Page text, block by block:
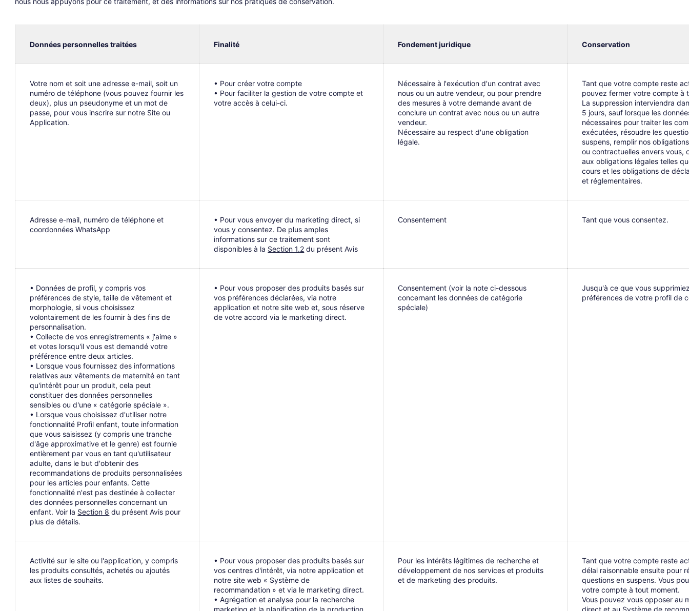
Données personnelles traitées Finalité Fondement juridique Conservation
Votre nom et soit une adresse e-mail, soit un
numéro de téléphone (vous pouvez fournir les
deux), plus un pseudonyme et un mot de
passe, pour vous inscrire sur notre Site ou
Application.
• Pour créer votre compte
• Pour faciliter la gestion de votre compte et
votre accès à celui-ci.
Nécessaire à l'exécution d'un contrat avec
nous ou un autre vendeur, ou pour prendre
des mesures à votre demande avant de
conclure un contrat avec nous ou un autre
vendeur.
Nécessaire au respect d'une obligation
légale.
Tant que votre compte reste
pouvez fermer votre compte à
La suppression interviendra
5 jours, sauf lorsque les
nécessaires pour traiter les
exécutées, résoudre les
suspens, remplir nos
ou contractuelles envers vous,
aux obligations légales telles
cours et les obligations de
et réglementaires.
Adresse e-mail, numéro de téléphone et
coordonnées WhatsApp
• Pour vous envoyer du marketing direct, si
vous y consentez. De plus amples
informations sur ce traitement sont
disponibles à la Section 1.2 du présent Avis
Consentement Tant que vous consentez.
• Données de profil, y compris vos
préférences de style, taille de vêtement et
morphologie, si vous choisissez
volontairement de les fournir à des fins de
personnalisation.
• Collecte de vos enregistrements « j'aime »
et votes lorsqu'il vous est demandé votre
préférence entre deux articles.
• Lorsque vous fournissez des informations
relatives aux vêtements de maternité en tant
qu'intérêt pour un produit, cela peut
constituer des données personnelles
sensibles ou d'une « catégorie spéciale ».
• Lorsque vous choisissez d'utiliser notre
fonctionnalité Profil enfant, toute information
que vous saisissez (y compris une tranche
d'âge approximative et le genre) est fournie
entièrement par vous en tant qu'utilisateur
adulte, dans le but d'obtenir des
recommandations de produits personnalisées
pour les articles pour enfants. Cette
fonctionnalité n'est pas destinée à collecter
des données personnelles concernant un
enfant. Voir la Section 8 du présent Avis pour
plus de détails.
• Pour vous proposer des produits basés sur
vos préférences déclarées, via notre
application et notre site web et, sous réserve
de votre accord via le marketing direct.
Consentement (voir la note ci-dessous
concernant les données de catégorie
spéciale)
Jusqu'à ce que vous
préférences de votre profil de
Activité sur le site ou l'application, y compris
les produits consultés, achetés ou ajoutés
aux listes de souhaits.
• Pour vous proposer des produits basés sur
vos centres d'intérêt, via notre application et
notre site web « Système de
recommandation » et via le marketing direct.
• Agrégation et analyse pour la recherche
Pour les intérêts légitimes de recherche et
développement de nos services et produits
et de marketing des produits.
Tant que votre compte reste
délai raisonnable ensuite pour
questions en suspens. Vous
votre compte à tout moment.
Vous pouvez vous opposer au